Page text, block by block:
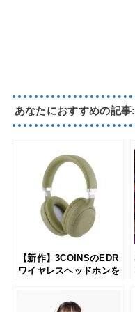
あなたにおすすめの記事:
【新作】3COINSのEDR
ワイヤレスヘッドホンを
ンを使ってみた